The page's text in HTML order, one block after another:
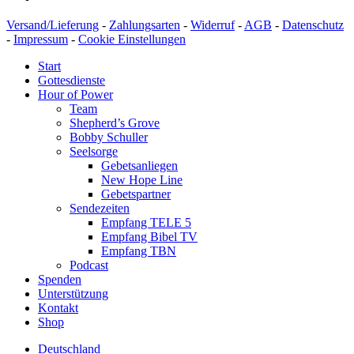
Versand/Lieferung - Zahlungsarten - Widerruf- AGB - Datenschutz
- Impressum - Cookie Einstellungen
Start
Gottesdienste
Hour of Power
Team
Shepherd’s Grove
Bobby Schuller
Seelsorge
Gebetsanliegen
New Hope Line
Gebetspartner
Sendezeiten
Empfang TELE 5
Empfang Bibel TV
Empfang TBN
Podcast
Spenden
Unterstützung
Kontakt
Shop
Deutschland